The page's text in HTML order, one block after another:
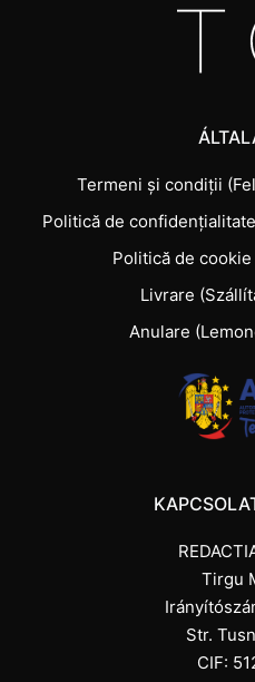
Termeni și condiții
Politică de
Politică de
Livrare
Anulare
Tirgu
Str.
CIF: